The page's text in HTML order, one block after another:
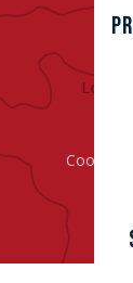
Cookies